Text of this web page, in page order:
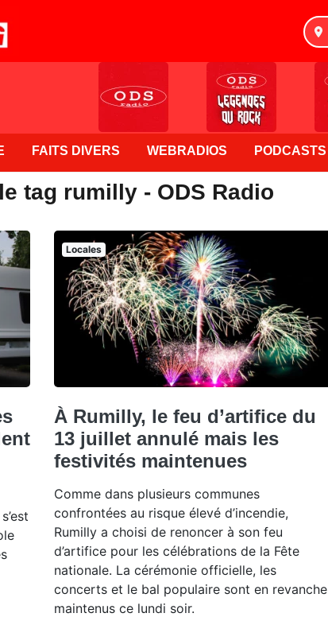
FAITS DIVERS WEBRADIOS PODCASTS
tag rumilly - ODS Radio
Locales
À Rumilly, le feu d’artifice du
13 juillet annulé mais les
festivités maintenues
Comme dans plusieurs communes
confrontées au risque élevé d’incendie,
Rumilly a choisi de renoncer à son feu
d’artifice pour les célébrations de la Fête
nationale. La cérémonie officielle, les
concerts et le bal populaire sont en revanche
maintenus ce lundi soir.